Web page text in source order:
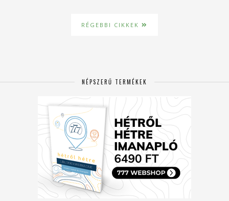
RÉGEBBI CIKKEK
NÉPSZERŰ TERMÉKEK